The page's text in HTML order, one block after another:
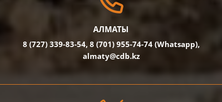
АЛМАТЫ
8 (727) 339-83-54, 8 (701) 955-74-74 (Whatsapp),
almaty@cdb.kz